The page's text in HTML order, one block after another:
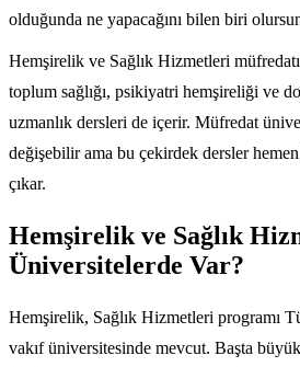
olduğunda ne yapacağını bilen biri
Hemşirelik ve Sağlık Hizmetleri
toplum sağlığı, psikiyatri hemşireliği ve
uzmanlık dersleri de içerir. Müfredat
değişebilir ama bu çekirdek dersler
çıkar.
Hemşirelik ve Sağlık
Üniversitelerde Var?
Hemşirelik, Sağlık Hizmetleri programı
vakıf üniversitesinde mevcut. Başta